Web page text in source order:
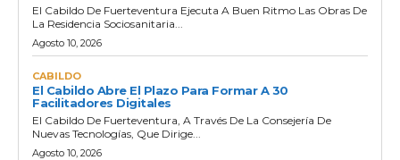
El Cabildo De Fuerteventura Ejecuta A Buen Ritmo Las Obras De
La Residencia Sociosanitaria...
Agosto 10, 2026
CABILDO
El Cabildo Abre El Plazo Para Formar A 30
Facilitadores Digitales
El Cabildo De Fuerteventura, A Través De La Consejería De
Nuevas Tecnologías, Que Dirige...
Agosto 10, 2026